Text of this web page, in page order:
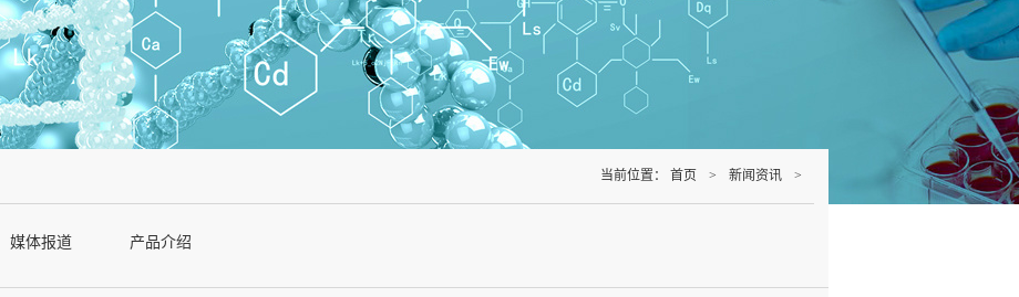
媒体报道 产品介绍
当前位置： 首页 > 新闻资讯 >